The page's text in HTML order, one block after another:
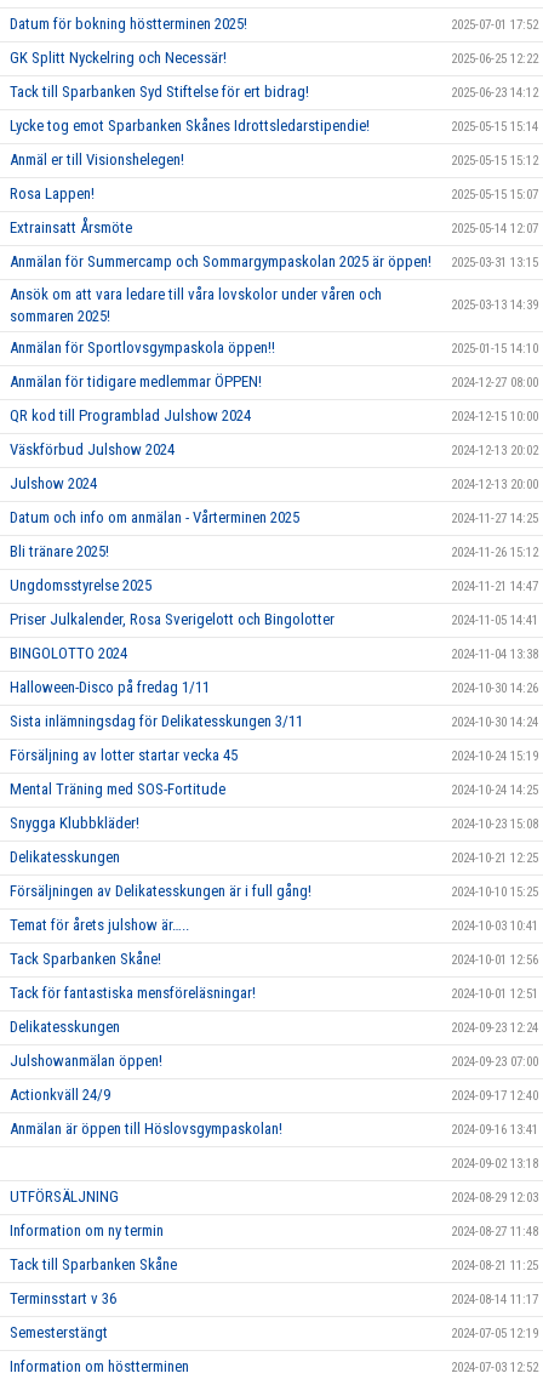
Datum för bokning höstterminen 2025! 2025-07-01 17:52
GK Splitt Nyckelring och Necessär! 2025-06-25 12:22
Tack till Sparbanken Syd Stiftelse för ert bidrag! 2025-06-23 14:12
Lycke tog emot Sparbanken Skånes Idrottsledarstipendie! 2025-05-15 15:14
Anmäl er till Visionshelegen! 2025-05-15 15:12
Rosa Lappen! 2025-05-15 15:07
Extrainsatt Årsmöte 2025-05-14 12:07
Anmälan för Summercamp och Sommargympaskolan 2025 är öppen! 2025-03-31 13:15
Ansök om att vara ledare till våra lovskolor under våren och
sommaren 2025!
2025-03-13 14:39
Anmälan för Sportlovsgympaskola öppen!! 2025-01-15 14:10
Anmälan för tidigare medlemmar ÖPPEN! 2024-12-27 08:00
QR kod till Programblad Julshow 2024 2024-12-15 10:00
Väskförbud Julshow 2024 2024-12-13 20:02
Julshow 2024 2024-12-13 20:00
Datum och info om anmälan - Vårterminen 2025 2024-11-27 14:25
Bli tränare 2025! 2024-11-26 15:12
Ungdomsstyrelse 2025 2024-11-21 14:47
Priser Julkalender, Rosa Sverigelott och Bingolotter 2024-11-05 14:41
BINGOLOTTO 2024 2024-11-04 13:38
Halloween-Disco på fredag 1/11 2024-10-30 14:26
Sista inlämningsdag för Delikatesskungen 3/11 2024-10-30 14:24
Försäljning av lotter startar vecka 45 2024-10-24 15:19
Mental Träning med SOS-Fortitude 2024-10-24 14:25
Snygga Klubbkläder! 2024-10-23 15:08
Delikatesskungen 2024-10-21 12:25
Försäljningen av Delikatesskungen är i full gång! 2024-10-10 15:25
Temat för årets julshow är….. 2024-10-03 10:41
Tack Sparbanken Skåne! 2024-10-01 12:56
Tack för fantastiska mensföreläsningar! 2024-10-01 12:51
Delikatesskungen 2024-09-23 12:24
Julshowanmälan öppen! 2024-09-23 07:00
Actionkväll 24/9 2024-09-17 12:40
Anmälan är öppen till Höslovsgympaskolan! 2024-09-16 13:41
2024-09-02 13:18
UTFÖRSÄLJNING 2024-08-29 12:03
Information om ny termin 2024-08-27 11:48
Tack till Sparbanken Skåne 2024-08-21 11:25
Terminsstart v 36 2024-08-14 11:17
Semesterstängt 2024-07-05 12:19
Information om höstterminen 2024-07-03 12:52